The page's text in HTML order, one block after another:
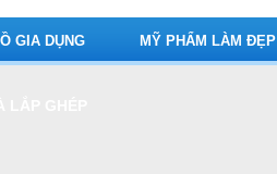
GIA DỤNG MỸ PHẨM LÀM ĐẸP